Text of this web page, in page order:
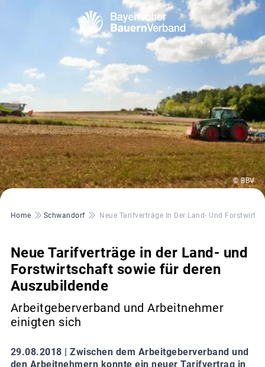
© BBV
Pfadnavigation
Home Schwandorf Neue Tarifverträge In Der Land- Und
Neue Tarifverträge in der Land- und
Forstwirtschaft sowie für deren
Auszubildende
Arbeitgeberverband und Arbeitnehmer
einigten sich
29.08.2018 | Zwischen dem Arbeitgeberverband und
den Arbeitnehmern konnte ein neuer Tarifvertrag in